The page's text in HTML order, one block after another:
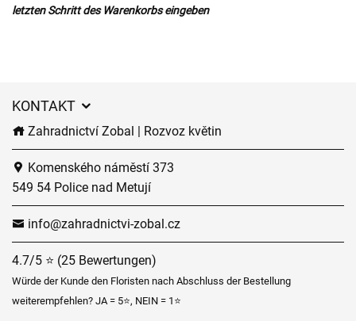
letzten Schritt des Warenkorbs eingeben
KONTAKT
Zahradnictví Zobal | Rozvoz květin
Komenského náměstí 373
549 54 Police nad Metují
info@zahradnictvi-zobal.cz
4.7/5 ⭐ (25 Bewertungen)
Würde der Kunde den Floristen nach Abschluss der Bestellung
weiterempfehlen? JA = 5⭐, NEIN = 1⭐